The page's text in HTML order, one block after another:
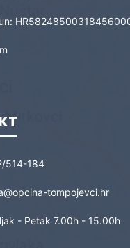
514-184
tompojevci.hr
- Petak 7.00h - 15.00h